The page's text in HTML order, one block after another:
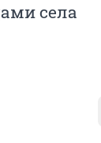
села